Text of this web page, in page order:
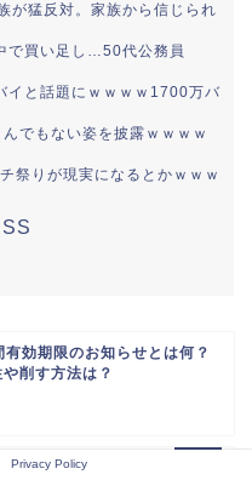
が猛反対。家族から信じられ
で買い足し…50代公務員
イと話題にｗｗｗｗ1700万バ
でもない姿を披露ｗｗｗｗ
祭りが現実になるとかｗｗｗ
効期限のお知らせとは何？
削す方法は？
？生
Privacy Policy